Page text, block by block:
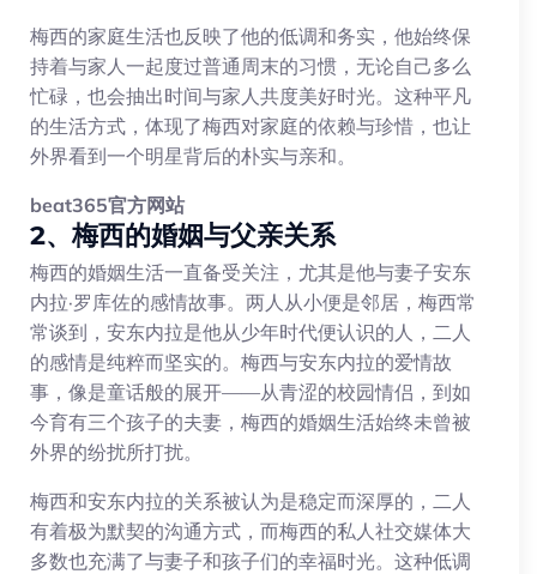
梅西的家庭生活也反映了他的低调和务实，他始终保
持着与家人一起度过普通周末的习惯，无论自己多么
忙碌，也会抽出时间与家人共度美好时光。这种平凡
的生活方式，体现了梅西对家庭的依赖与珍惜，也让
外界看到一个明星背后的朴实与亲和。
beat365官方网站
2、梅西的婚姻与父亲关系
梅西的婚姻生活一直备受关注，尤其是他与妻子安东
内拉·罗库佐的感情故事。两人从小便是邻居，梅西常
常谈到，安东内拉是他从少年时代便认识的人，二人
的感情是纯粹而坚实的。梅西与安东内拉的爱情故
事，像是童话般的展开——从青涩的校园情侣，到如
今育有三个孩子的夫妻，梅西的婚姻生活始终未曾被
外界的纷扰所打扰。
梅西和安东内拉的关系被认为是稳定而深厚的，二人
有着极为默契的沟通方式，而梅西的私人社交媒体大
多数也充满了与妻子和孩子们的幸福时光。这种低调